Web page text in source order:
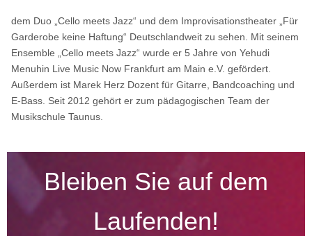
dem Duo „Cello meets Jazz“ und dem Improvisationstheater „Für
Garderobe keine Haftung“ Deutschlandweit zu sehen. Mit seinem
Ensemble „Cello meets Jazz“ wurde er 5 Jahre von Yehudi
Menuhin Live Music Now Frankfurt am Main e.V. gefördert.
Außerdem ist Marek Herz Dozent für Gitarre, Bandcoaching und
E-Bass. Seit 2012 gehört er zum pädagogischen Team der
Musikschule Taunus.
Bleiben Sie auf dem
Laufenden!